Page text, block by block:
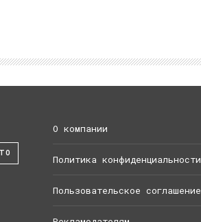
О компании
Политика конфиденциальности
Пользовательское соглашение